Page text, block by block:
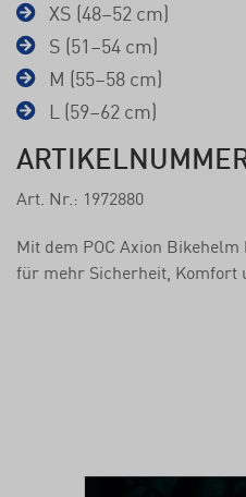
XS (48–52 cm)
S (51–54 cm)
M (55–58 cm)
L (59–62 cm)
Art. Nr.: 1972880
Mit dem POC Axion
für mehr Sicherheit, Komfort